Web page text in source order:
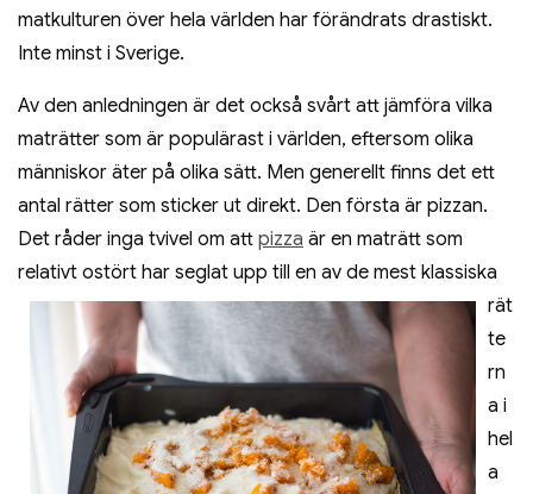
matkulturen över hela världen har förändrats drastiskt.
Inte minst i Sverige.
Av den anledningen är det också svårt att jämföra vilka
maträtter som är populärast i världen, eftersom olika
människor äter på olika sätt. Men generellt finns det ett
antal rätter som sticker ut direkt. Den första är pizzan.
Det råder inga tvivel om att pizza är en maträtt som
relativt ostört har seglat upp till en av de mest klassiska
rät
te
rn
a i
hel
a